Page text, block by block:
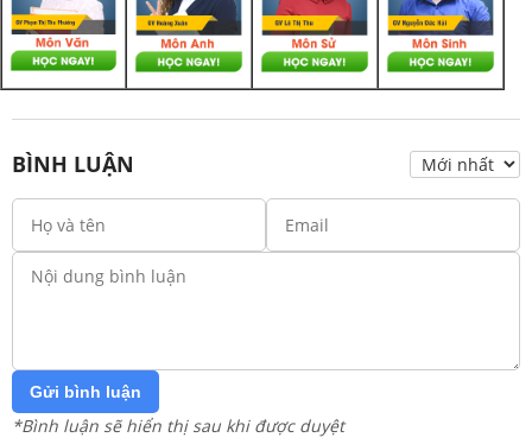
BÌNH LUẬN
Gửi bình luận
*Bình luận sẽ hiển thị sau khi được duyệt